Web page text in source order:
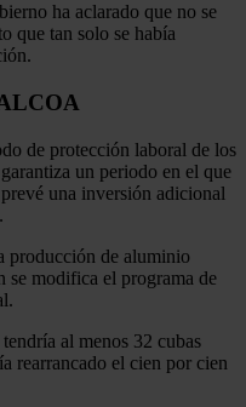
ha aclarado que no se
que tan solo se había
de protección laboral de los
un periodo en el que
una inversión adicional
producción de aluminio
se modifica el programa de
al menos 32 cubas
rearrancado el cien por cien